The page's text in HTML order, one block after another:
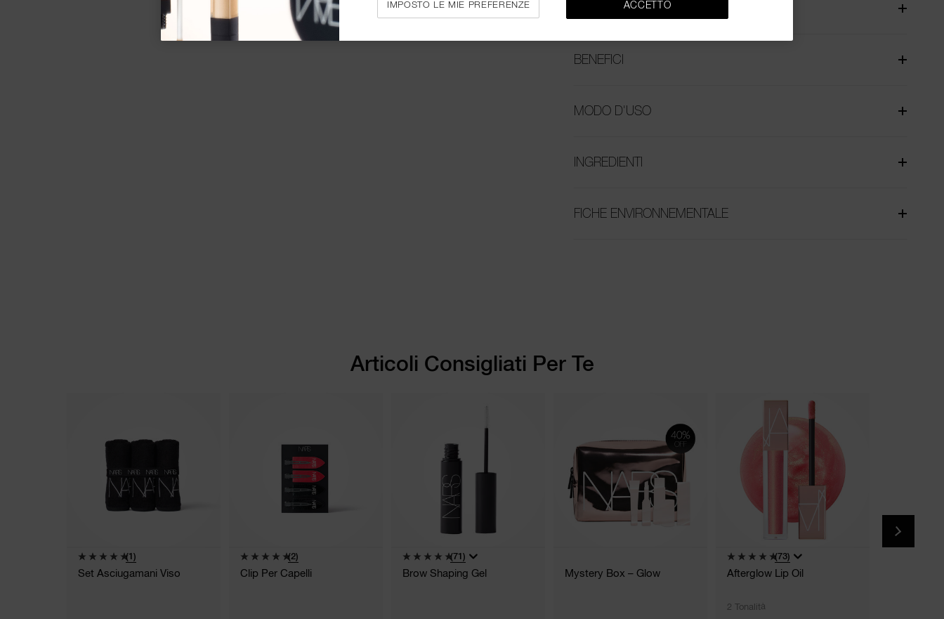
PANORAMICA
BENEFICI
MODO D'USO
INGREDIENTI
FICHE ENVIRONNEMENTALE
Articoli Consigliati Per Te
(1)
Set Asciugamani Viso
(2)
Clip Per Capelli
(71)
Brow Shaping Gel Mystery Box – Glow
(73)
Afterglow Lip Oil
2 Tonalità
ACCETTO
IMPOSTO LE MIE PREFERENZE